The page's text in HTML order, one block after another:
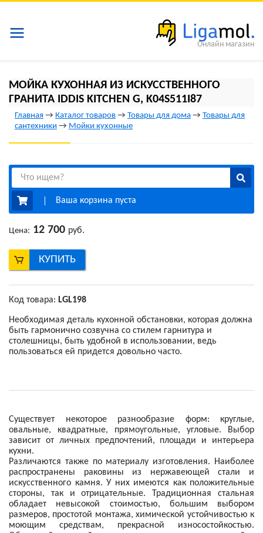
МОЙКА КУХОННАЯ ИЗ ИСКУССТВЕННОГО
ГРАНИТА IDDIS KITCHEN G, K04S511I87
Главная → Каталог товаров → Товары для дома → Товары для
сантехники → Мойки кухонные
Ваша корзина пуста
Цена: 12 700 руб.
КУПИТЬ
Код товара: LGL198
Необходимая деталь кухонной обстановки, которая должна
быть гармонично созвучна со стилем гарнитура и
столешницы, быть удобной в использовании, ведь
пользоваться ей придется довольно часто.
Существует некоторое разнообразие форм: круглые,
овальные, квадратные, прямоугольные, угловые. Выбор
зависит от личных предпочтений, площади и интерьера
кухни.
Различаются также по материалу изготовления. Наиболее
распространены раковины из нержавеющей стали и
искусственного камня. У них имеются как положительные
стороны, так и отрицательные. Традиционная стальная
обладает невысокой стоимостью, большим выбором
размеров, простотой монтажа, химической устойчивостью к
моющим средствам, прекрасной износостойкостью.
Онлайн магазин